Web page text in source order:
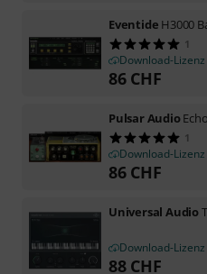
Eventide H3000
1
Download-Lizenz
86 CHF
Pulsar Audio
1
Download-Lizenz
86 CHF
Universal Audio
Download-Lizenz
88 CHF